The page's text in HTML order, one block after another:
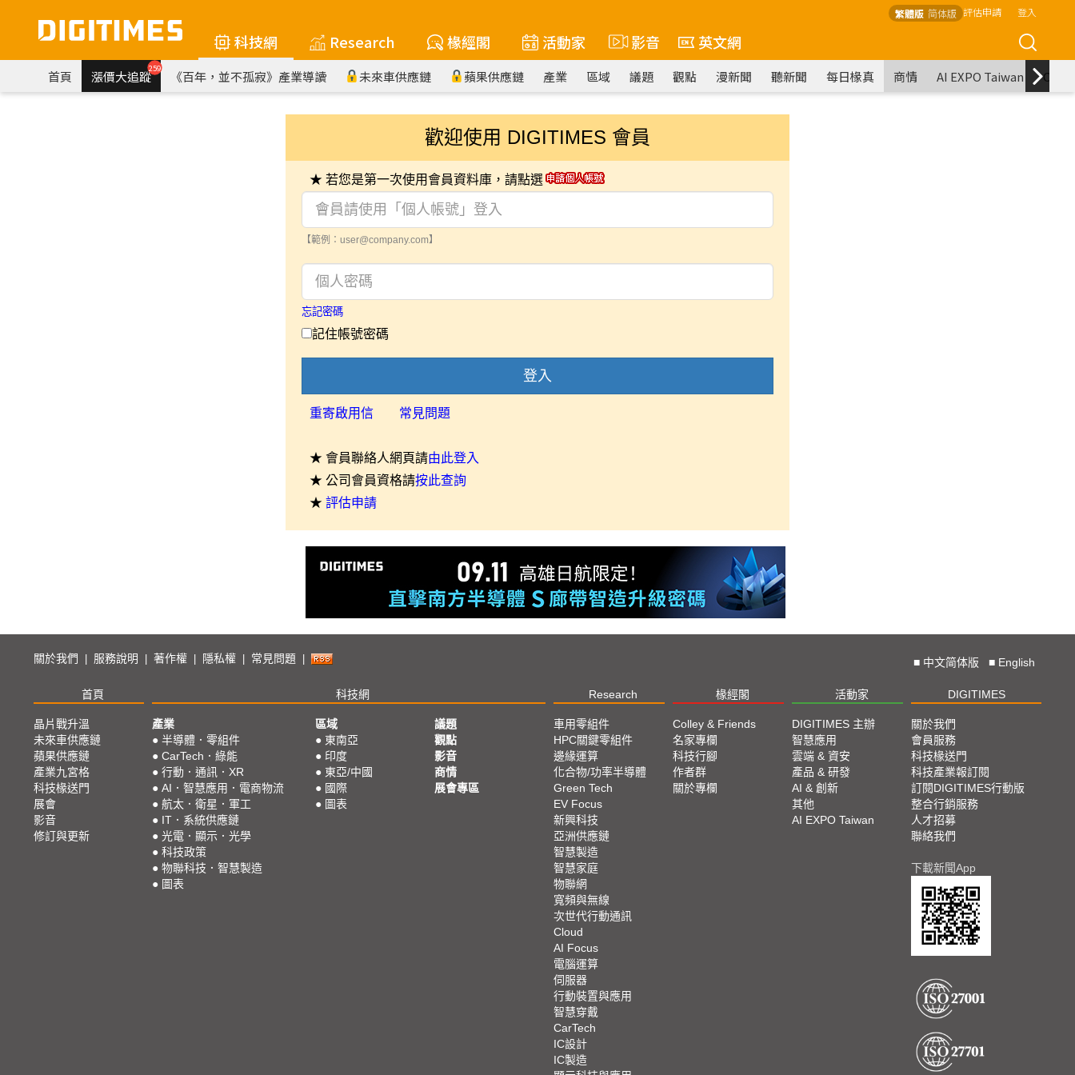
繁體版 简体版 評估申請 登入
科技網 Research 椽經閣 活動家 影音 英文網
首頁 漲價大追蹤259 《百年，並不孤寂》產業導讀 未來車供應鏈 蘋果供應鏈 產業 區域 議題 觀點 漫新聞 聽新聞 每日椽真 商情 AI EXPO Taiwan
歡迎使用 DIGITIMES 會員
★ 若您是第一次使用會員資料庫，請點選
【範例：user@company.com】
忘記密碼
記住帳號密碼
登入
重寄啟用信 常見問題
★ 會員聯絡人網頁請由此登入
★ 公司會員資格請按此查詢
★ 評估申請
關於我們 服務說明 著作權 隱私權 常見問題 ■ 中文简体版 ■ English
首頁 科技網 Research 椽經閣 活動家 DIGITIMES
晶片戰升溫
未來車供應鏈
蘋果供應鏈
產業九宮格
科技椽送門
展會
影音
修訂與更新
產業
● 半導體．零組件
● CarTech．綠能
● 行動．通訊．XR
● AI．智慧應用．電商物流
● 航太．衛星．軍工
● IT．系統供應鏈
● 光電．顯示．光學
● 科技政策
● 物聯科技．智慧製造
● 圖表
區域
● 東南亞
● 印度
● 東亞/中國
● 國際
● 圖表
議題
觀點
影音
商情
展會專區
車用零組件
HPC關鍵零組件
邊緣運算
化合物/功率半導體
Green Tech
EV Focus
新興科技
亞洲供應鏈
智慧製造
智慧家庭
物聯網
寬頻與無線
次世代行動通訊
Cloud
AI Focus
電腦運算
伺服器
行動裝置與應用
智慧穿戴
CarTech
IC設計
IC製造
Colley & Friends
名家專欄
科技行腳
作者群
關於專欄
DIGITIMES 主辦
智慧應用
雲端 & 資安
產品 & 研發
AI & 創新
其他
AI EXPO Taiwan
關於我們
會員服務
科技椽送門
科技產業報訂閱
訂閱DIGITIMES行動版
整合行銷服務
人才招募
聯絡我們
下載新聞App